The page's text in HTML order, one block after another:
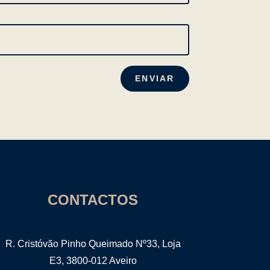
ENVIAR
CONTACTOS
R. Cristóvão Pinho Queimado Nº33, Loja
E3, 3800-012 Aveiro